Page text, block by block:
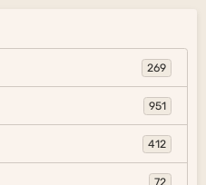
269
951
412
72